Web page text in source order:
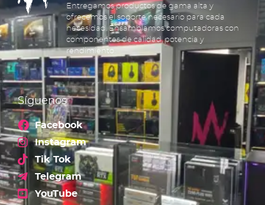
Entregamos productos de gama alta y
ofrecemos el soporte necesario para cada
necesidad. Ensamblamos computadoras con
componentes de calidad, potencia y
rendimiento.
Síguenos
Facebook
Instagram
Tik Tok
Telegram
YouTube